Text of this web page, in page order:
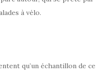
à vélo.
qu’un échantillon de ce